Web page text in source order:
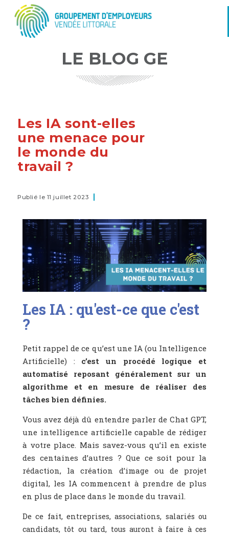
LE BLOG GE
Les IA sont-elles
une menace pour
le monde du
travail ?
Publié le 11 juillet 2023
Les IA : qu'est-ce que c'est
?
Petit rappel de ce qu’est une IA (ou Intelligence
Artificielle) : c’est un procédé logique et
automatisé reposant généralement sur un
algorithme et en mesure de réaliser des
tâches bien définies.
Vous avez déjà dû entendre parler de Chat GPT,
une intelligence artificielle capable de rédiger
à votre place. Mais savez-vous qu’il en existe
des centaines d’autres ? Que ce soit pour la
rédaction, la création d’image ou de projet
digital, les IA commencent à prendre de plus
en plus de place dans le monde du travail.
De ce fait, entreprises, associations, salariés ou
candidats, tôt ou tard, tous auront à faire à ces